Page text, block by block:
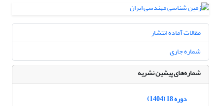
مقالات آماده انتشار
شماره جاری
شماره‌های پیشین نشریه
دوره 18 (1404)